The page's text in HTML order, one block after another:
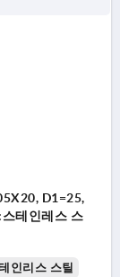
D1=25,
테인레스 스
인리스 스틸